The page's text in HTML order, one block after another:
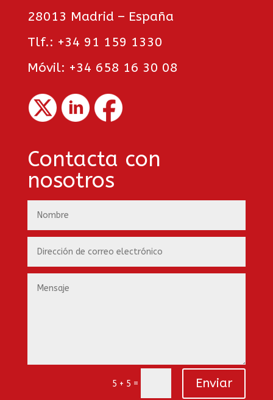
28013 Madrid – España
Tlf.: +34 91 159 1330
Móvil: +34 658 16 30 08
Contacta con
nosotros
5 + 5 = Enviar